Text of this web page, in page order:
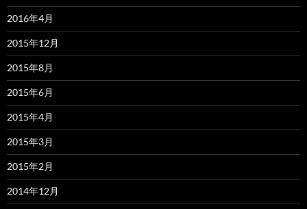
2016年4月
2015年12月
2015年8月
2015年6月
2015年4月
2015年3月
2015年2月
2014年12月